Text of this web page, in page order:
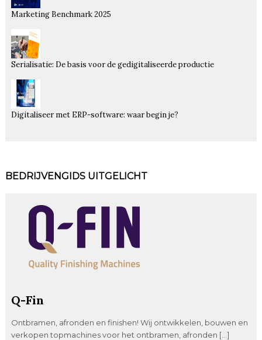
Marketing Benchmark 2025
Serialisatie: De basis voor de gedigitaliseerde productie
Digitaliseer met ERP-software: waar begin je?
BEDRIJVENGIDS UITGELICHT
Q-Fin
Ontbramen, afronden en finishen! Wij ontwikkelen, bouwen en
verkopen topmachines voor het ontbramen, afronden […]